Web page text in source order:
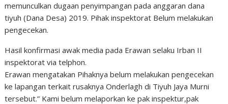
memunculkan dugaan penyimpangan pada anggaran dana
tiyuh (Dana Desa) 2019. Pihak inspektorat Belum melakukan
pengecekan.
Hasil konfirmasi awak media pada Erawan selaku Irban II
inspektorat via telphon.
Erawan mengatakan Pihaknya belum melakukan pengecekan
ke lapangan terkait rusaknya Onderlagh di Tiyuh Jaya Murni
tersebut.” Kami belum melaporkan ke pak inspektur,pak